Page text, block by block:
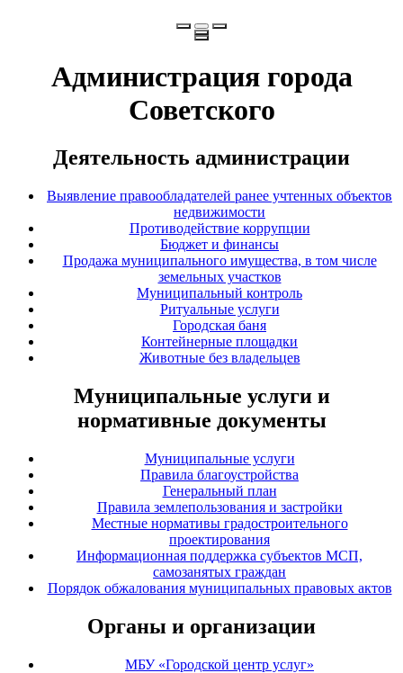
Администрация города
Советского
Деятельность администрации
Выявление правообладателей ранее учтенных объектов
недвижимости
Противодействие коррупции
Бюджет и финансы
Продажа муниципального имущества, в том числе
земельных участков
Муниципальный контроль
Ритуальные услуги
Городская баня
Контейнерные площадки
Животные без владельцев
Муниципальные услуги и
нормативные документы
Муниципальные услуги
Правила благоустройства
Генеральный план
Правила землепользования и застройки
Местные нормативы градостроительного
проектирования
Информационная поддержка субъектов МСП,
самозанятых граждан
Порядок обжалования муниципальных правовых актов
Органы и организации
МБУ «Городской центр услуг»